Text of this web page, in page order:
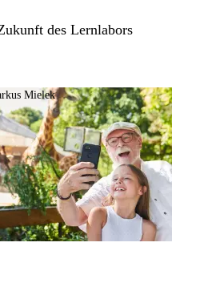
des Lernlabors
Mielek